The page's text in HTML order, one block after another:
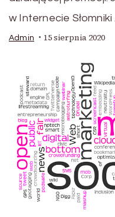
w Internecie Słomniki
Admin 15 sierpnia 2020